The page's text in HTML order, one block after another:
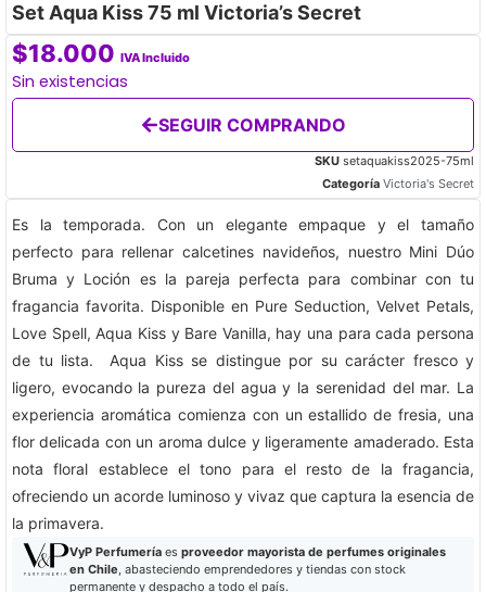
Set Aqua Kiss 75 ml Victoria’s Secret
$18.000 IVA Incluido
Sin existencias
SEGUIR COMPRANDO
SKU setaquakiss2025-75ml
Categoría Victoria's Secret
Es la temporada. Con un elegante empaque y el tamaño
perfecto para rellenar calcetines navideños, nuestro Mini Dúo
Bruma y Loción es la pareja perfecta para combinar con tu
fragancia favorita. Disponible en Pure Seduction, Velvet Petals,
Love Spell, Aqua Kiss y Bare Vanilla, hay una para cada persona
de tu lista. Aqua Kiss se distingue por su carácter fresco y
ligero, evocando la pureza del agua y la serenidad del mar. La
experiencia aromática comienza con un estallido de fresia, una
flor delicada con un aroma dulce y ligeramente amaderado. Esta
nota floral establece el tono para el resto de la fragancia,
ofreciendo un acorde luminoso y vivaz que captura la esencia de
la primavera.
VyP Perfumeríaes proveedor mayorista de perfumes originales
en Chile, abasteciendo emprendedores y tiendas con stock
permanente y despacho a todo el país.